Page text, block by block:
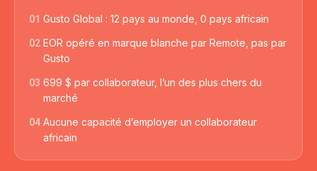
01 Gusto Global : 12 pays au monde, 0 pays africain
02 EOR opéré en marque blanche par Remote, pas par
Gusto
03 699 $ par collaborateur, l’un des plus chers du
marché
04 Aucune capacité d’employer un collaborateur
africain